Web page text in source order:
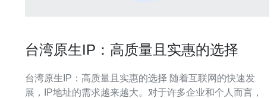
台湾原生IP：高质量且实惠的选择
台湾原生IP：高质量且实惠的选择 随着互联网的快速发
展，IP地址的需求越来越大。对于许多企业和个人而言，